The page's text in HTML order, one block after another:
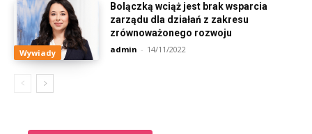
Wywiady
Bolączką wciąż jest brak wsparcia
zarządu dla działań z zakresu
zrównoważonego rozwoju
admin - 14/11/2022